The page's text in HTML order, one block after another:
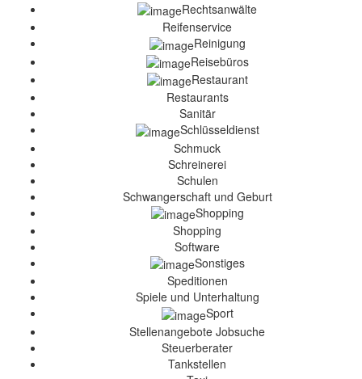
Rechtsanwälte
Reifenservice
Reinigung
Reisebüros
Restaurant
Restaurants
Sanitär
Schlüsseldienst
Schmuck
Schreinerei
Schulen
Schwangerschaft und Geburt
Shopping
Shopping
Software
Sonstiges
Speditionen
Spiele und Unterhaltung
Sport
Stellenangebote Jobsuche
Steuerberater
Tankstellen